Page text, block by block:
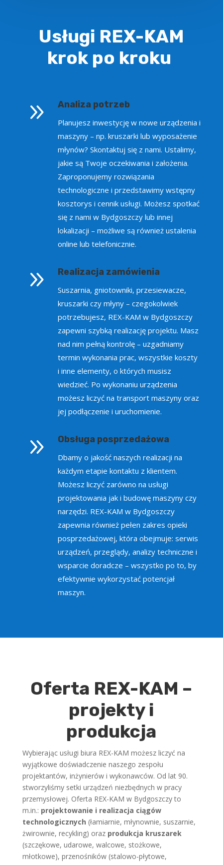
Usługi REX-KAM
krok po kroku
9 Analiza potrzeb
Planujesz inwestycję w nowe urządzenia i
maszyny – np. kruszarki lub wyposażenie
młynów? Skontaktuj się z nami. Ustalimy,
jakie są Twoje oczekiwania i założenia.
Zaproponujemy rozwiązania
technologiczne i przedstawimy wstępny
kosztorys i cennik usługi. Możesz spotkać
się z nami w Bydgoszczy lub innej
lokalizacji – możliwe są również ustalenia
online lub telefonicznie.
9 Realizacja zamówienia
Suszarnia, gniotowniki, przesiewacze,
kruszarki czy młyny – czegokolwiek
potrzebujesz, REX-KAM w Bydgoszczy
zapewni szybką realizację projektu. Masz
nad nim pełną kontrolę – uzgadniamy
termin wykonania prac, wszystkie koszty
i inne elementy, o których musisz
wiedzieć. Po wykonaniu urządzenia
możesz liczyć na transport maszyny oraz
jej podłączenie i uruchomienie.
9 Obsługa posprzedażowa
Dbamy o jakość naszych realizacji na
każdym etapie kontaktu z klientem.
Możesz liczyć zarówno na usługi
projektowania jak i budowę maszyny czy
narzędzi. REX-KAM w Bydgoszczy
zapewnia również pełen zakres opieki
posprzedażowej, która obejmuje: serwis
urządzeń, przeglądy, analizy techniczne i
wsparcie doradcze – wszystko po to, by
efektywnie wykorzystać potencjał
maszyn.
Oferta REX-KAM –
projekty i
produkcja
Wybierając usługi biura REX-KAM możesz liczyć na
wyjątkowe doświadczenie naszego zespołu
projektantów, inżynierów i wykonawców. Od lat 90.
stworzyliśmy setki urządzeń niezbędnych w pracy
przemysłowej. Oferta REX-KAM w Bydgoszczy to
m.in.: projektowanie i realizacja ciągów
technologicznych (łamiarnie, młynownie, suszarnie,
żwirownie, recykling) oraz produkcja kruszarek
(szczękowe, udarowe, walcowe, stożkowe,
młotkowe), przenośników (stalowo-płytowe,